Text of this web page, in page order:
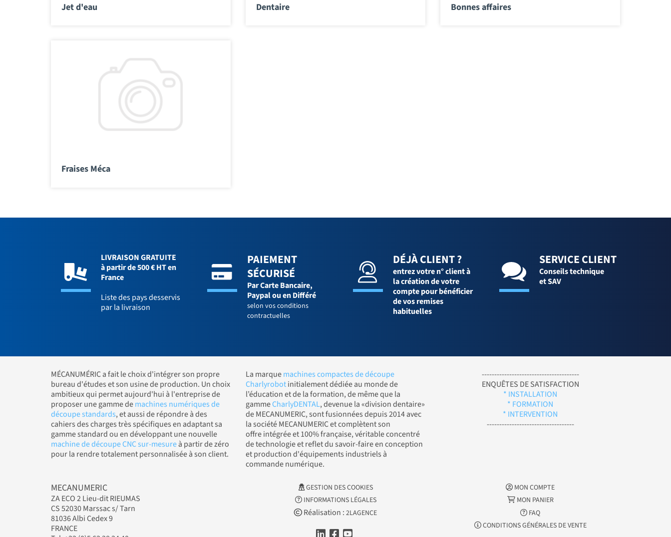
Jet d'eau Dentaire Bonnes affaires
Fraises Méca
LIVRAISON GRATUITE
à partir de 500 € HT en
France
Liste des pays desservis
par la livraison
PAIEMENT
SÉCURISÉ
Par Carte Bancaire,
Paypal ou en Différé
selon vos conditions
contractuelles
DÉJÀ CLIENT ?
entrez votre n° client à
la création de votre
compte pour bénéficier
de vos remises
habituelles
SERVICE CLIENT
Conseils technique
et SAV
MÉCANUMÉRIC a fait le choix d'intégrer son propre
bureau d'études et son usine de production. Un choix
ambitieux qui permet aujourd'hui à l'entreprise de
proposer une gamme demachines numériques de
découpe standards, et aussi de répondre à des
cahiers des charges très spécifiques en adaptant sa
gamme standard ou en développant une nouvelle
machine de découpe CNC sur-mesureà partir de zéro
pour la rendre totalement personnalisée à son client.
La marquemachines compactes de découpe
Charlyrobotinitialement dédiée au monde de
l’éducation et de la formation, de même que la
gammeCharlyDENTAL, devenue la «division dentaire»
de MECANUMERIC, sont fusionnées depuis 2014 avec
la société MECANUMERIC et complètent son
offre intégrée et 100% française, véritable concentré
de technologie et reflet du savoir-faire en conception
et production d'équipements industriels à
commande numérique.
---------------------------------------
ENQUÊTES DE SATISFACTION
* INSTALLATION
* FORMATION
* INTERVENTION
-----------------------------------
MECANUMERIC
ZA ECO 2 Lieu-dit RIEUMAS
CS 52030 Marssac s/ Tarn
81036 Albi Cedex 9
FRANCE
GESTION DES COOKIES
INFORMATIONS LÉGALES
Réalisation : 2LAGENCE
MON COMPTE
MON PANIER
FAQ
CONDITIONS GÉNÉRALES DE VENTE